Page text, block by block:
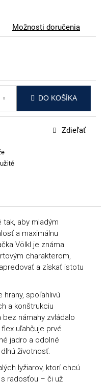
Možnosti doručenia
DO KOŠÍKA
Zdieľať
tak, aby mladým
a maximálnu
Völkl je známa
charakterom,
a získať istotu
hrany, spoľahlivú
a konštrukciu
námahy zvládalo
uľahčuje prvé
jadro a odolné
životnosť.
lyžiarov, ktorí chcú
radosťou – či už